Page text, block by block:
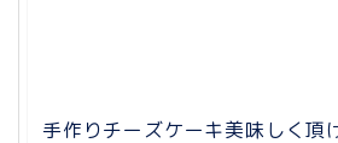
手作りチーズケーキ美味しく頂